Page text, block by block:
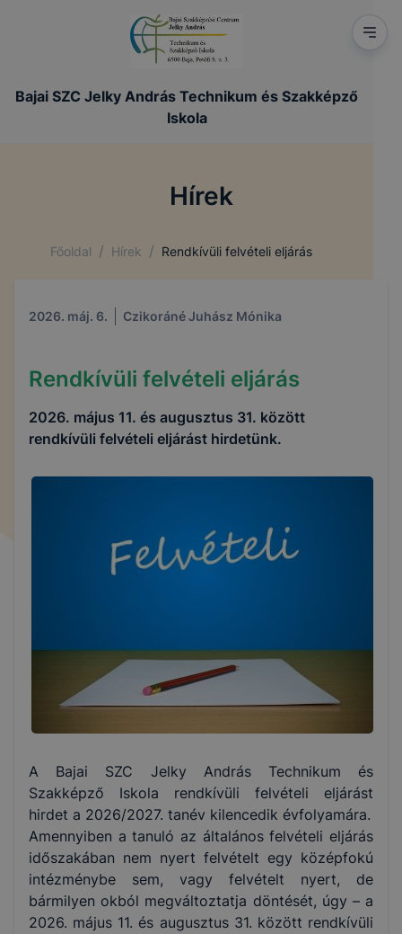
Bajai SZC Jelky András Technikum és Szakképző
Iskola
Hírek
Főoldal / Hírek / Rendkívüli felvételi eljárás
2026. máj. 6. Czikoráné Juhász Mónika
Rendkívüli felvételi eljárás
2026. május 11. és augusztus 31. között
rendkívüli felvételi eljárást hirdetünk.
A Bajai SZC Jelky András Technikum és
Szakképző Iskola rendkívüli felvételi eljárást
hirdet a 2026/2027. tanév kilencedik évfolyamára.
Amennyiben a tanuló az általános felvételi eljárás
időszakában nem nyert felvételt egy középfokú
intézménybe sem, vagy felvételt nyert, de
bármilyen okból megváltoztatja döntését, úgy – a
2026. május 11. és augusztus 31. között rendkívüli